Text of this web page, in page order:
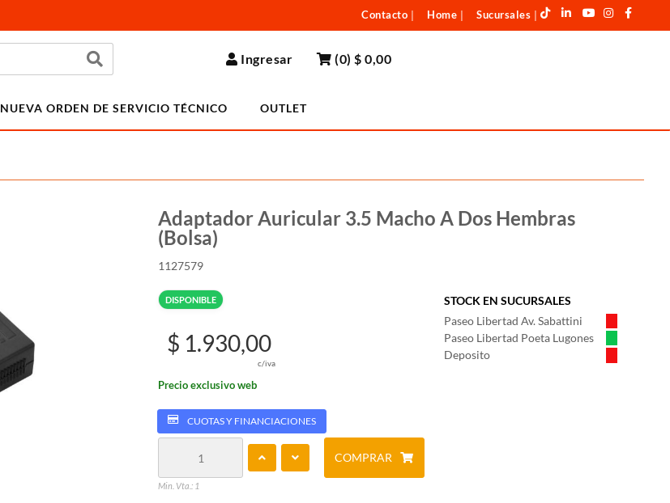
Contacto Home Sucursales
Ingresar (0)$ 0,00
NUEVA ORDEN DE SERVICIO TÉCNICO OUTLET
Adaptador Auricular 3.5 Macho A Dos Hembras
(Bolsa)
1127579
DISPONIBLE
STOCK EN SUCURSALES
Paseo Libertad Av. Sabattini
Paseo Libertad Poeta Lugones
Deposito
$ 1.930,00
c/iva
Precio exclusivo web
CUOTAS Y FINANCIACIONES
Min. Vta.: 1
COMPRAR